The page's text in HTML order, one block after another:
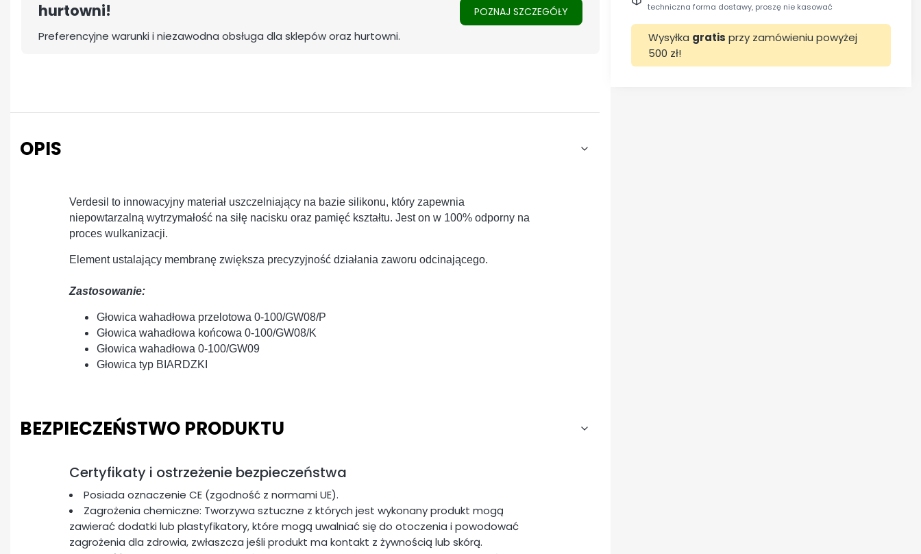
hurtowni!
Preferencyjne warunki i niezawodna obsługa dla sklepów oraz hurtowni.
POZNAJ SZCZEGÓŁY
OPIS
Verdesil to innowacyjny materiał uszczelniający na bazie silikonu, który zapewnia
niepowtarzalną wytrzymałość na siłę nacisku oraz pamięć kształtu. Jest on w 100% odporny na
proces wulkanizacji.
Element ustalający membranę zwiększa precyzyjność działania zaworu odcinającego.
Zastosowanie:
Głowica wahadłowa przelotowa 0-100/GW08/P
Głowica wahadłowa końcowa 0-100/GW08/K
Głowica wahadłowa 0-100/GW09
Głowica typ BIARDZKI
BEZPIECZEŃSTWO PRODUKTU
Certyfikaty i ostrzeżenie bezpieczeństwa
Posiada oznaczenie CE (zgodność z normami UE).
Zagrożenia chemiczne: Tworzywa sztuczne z których jest wykonany produkt mogą
zawierać dodatki lub plastyfikatory, które mogą uwalniać się do otoczenia i powodować
zagrożenia dla zdrowia, zwłaszcza jeśli produkt ma kontakt z żywnością lub skórą.
techniczna forma dostawy, proszę nie kasować
Wysyłka gratis przy zamówieniu powyżej
500 zł!